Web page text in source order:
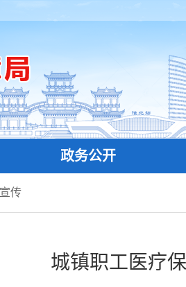
政务公开
传
城镇职工医疗